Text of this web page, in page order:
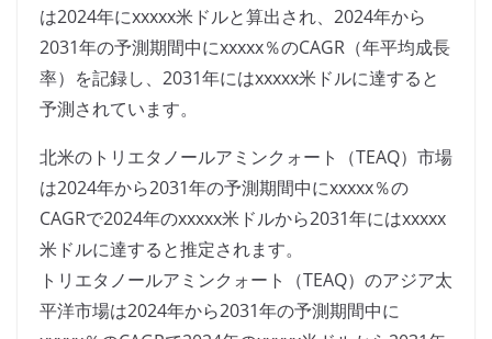
は2024年にxxxxx米ドルと算出され、2024年から
2031年の予測期間中にxxxxx％のCAGR（年平均成長
率）を記録し、2031年にはxxxxx米ドルに達すると
予測されています。
北米のトリエタノールアミンクォート（TEAQ）市場
は2024年から2031年の予測期間中にxxxxx％の
CAGRで2024年のxxxxx米ドルから2031年にはxxxxx
米ドルに達すると推定されます。
トリエタノールアミンクォート（TEAQ）のアジア太
平洋市場は2024年から2031年の予測期間中に